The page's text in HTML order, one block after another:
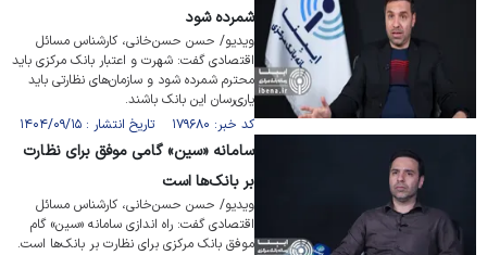
شمرده شود
ویدیو/ حسن حسن‌خانی، کارشناس مسائل
اقتصادی گفت: شهرت و اعتبار بانک مرکزی باید
محترم شمرده شود و سازمان‌های نظارتی باید
یاری‌رسان این بانک باشند.
کد خبر: ۱۷۹۶۸۰ تاریخ انتشار : ۱۴۰۴/۰۹/۱۵
سامانه «سین» گامی موفق برای نظارت
بر بانک‌ها است
ویدیو/ حسن حسن‌خانی، کارشناس مسائل
اقتصادی گفت: راه اندازی سامانه «سین» گام
موفق بانک مرکزی برای نظارت بر بانک‌ها است.